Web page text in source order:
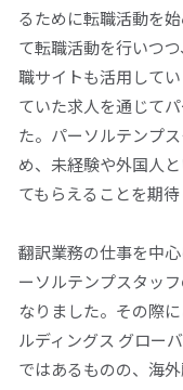
るために転職活動を
て転職活動を行いつ
職サイトも活用して
ていた求人を通じて
た。パーソルテンプ
め、未経験や外国人
てもらえることを期待
翻訳業務の仕事を中
ーソルテンプスタッ
なりました。その際
ルディングス グロー
ではあるものの、海